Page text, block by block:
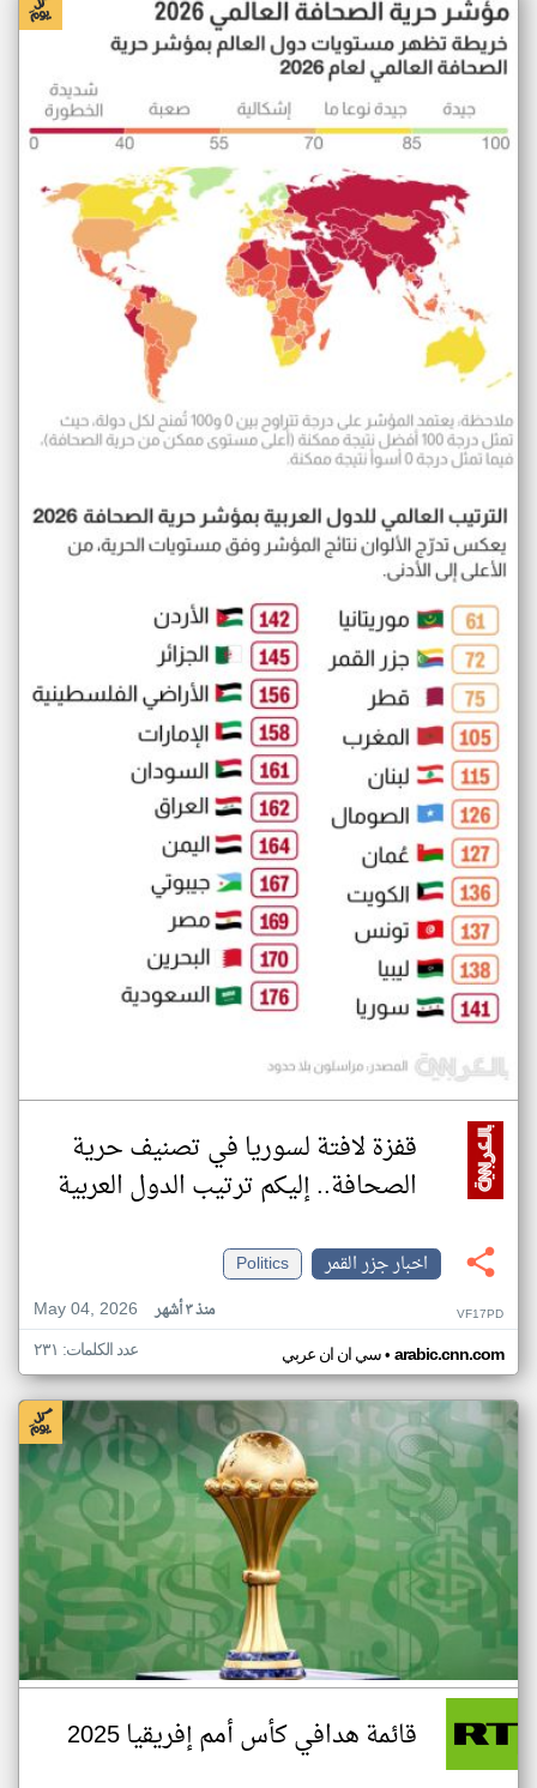
قفزة لافتة لسوريا في تصنيف حرية
الصحافة.. إليكم ترتيب الدول العربية
اخبار جزر القمر
Politics
May 04, 2026
منذ ٣ أشهر VF17PD
سي ان ان عربي• arabic.cnn.com عدد الكلمات: ٢٣١
قائمة هدافي كأس أمم إفريقيا 2025